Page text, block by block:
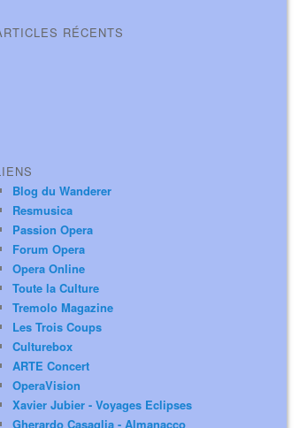
RÉCENTS
Blog du Wanderer
Resmusica
Passion Opera
Forum Opera
Opera Online
Toute la Culture
Tremolo Magazine
Les Trois Coups
Culturebox
ARTE Concert
OperaVision
Xavier Jubier - Voyages Eclipses
Gherardo Casaglia - Almanacco